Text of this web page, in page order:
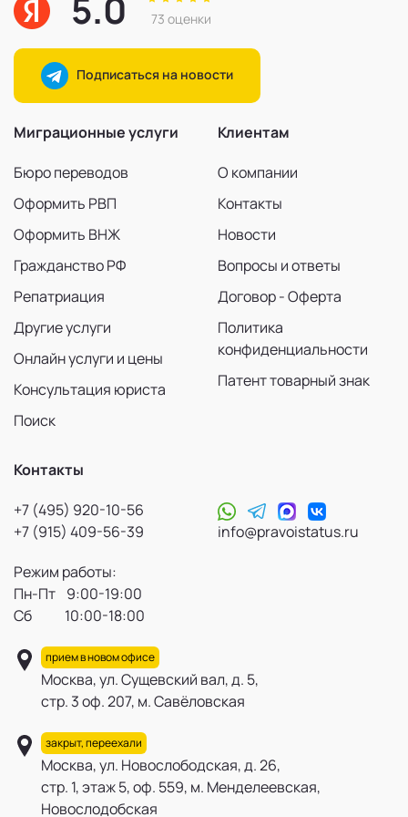
73 оценки
Подписаться на новости
Миграционные услуги
Бюро переводов
Оформить РВП
Оформить ВНЖ
Гражданство РФ
Репатриация
Другие услуги
Онлайн услуги и цены
Консультация юриста
Поиск
Клиентам
О компании
Контакты
Новости
Вопросы и ответы
Договор - Оферта
Политика
конфиденциальности
Патент товарный знак
Контакты
+7 (495) 920-10-56
+7 (915) 409-56-39
info@pravoistatus.ru
Режим работы:
Пн-Пт 9:00-19:00
Сб 10:00-18:00
прием в новом офисе
Москва, ул. Сущевский вал, д. 5,
стр. 3 оф. 207, м. Савёловская
закрыт, переехали
Москва, ул. Новослободская, д. 26,
стр. 1, этаж 5, оф. 559, м. Менделеевская,
Новослодобская